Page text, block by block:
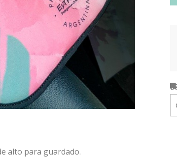
alto para guardado.